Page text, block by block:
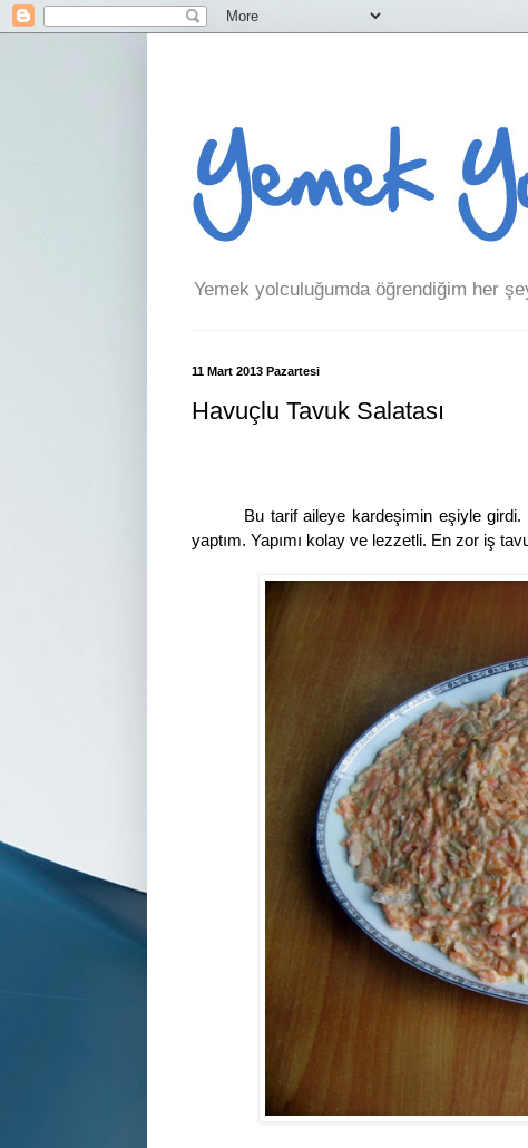
Yemek yolculuğumda öğrendiğim her
11 Mart 2013 Pazartesi
Havuçlu Tavuk Salatası
Bu tarif aileye kardeşimin eşiyle
yaptım. Yapımı kolay ve lezzetli. En zor iş